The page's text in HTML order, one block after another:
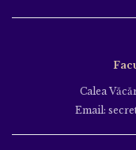
Calea
Email: